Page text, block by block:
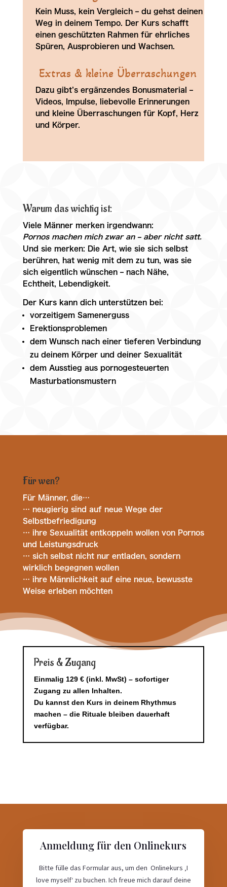
Kein Muss, kein Vergleich – du gehst deinen
Weg in deinem Tempo. Der Kurs schafft
einen geschützten Rahmen für ehrliches
Spüren, Ausprobieren und Wachsen.
Extras & kleine Überraschungen
Dazu gibt’s ergänzendes Bonusmaterial –
Videos, Impulse, liebevolle Erinnerungen
und kleine Überraschungen für Kopf, Herz
und Körper.
Warum das wichtig ist:
Viele Männer merken irgendwann:
Pornos machen mich zwar an – aber nicht satt.
Und sie merken: Die Art, wie sie sich selbst
berühren, hat wenig mit dem zu tun, was sie
sich eigentlich wünschen – nach Nähe,
Echtheit, Lebendigkeit.
Der Kurs kann dich unterstützen bei:
vorzeitigem Samenerguss
Erektionsproblemen
dem Wunsch nach einer tieferen Verbindung
zu deinem Körper und deiner Sexualität
dem Ausstieg aus pornogesteuerten
Masturbationsmustern
Für wen?
Für Männer, die…
… neugierig sind auf neue Wege der
Selbstbefriedigung
… ihre Sexualität entkoppeln wollen von Pornos
und Leistungsdruck
… sich selbst nicht nur entladen, sondern
wirklich begegnen wollen
… ihre Männlichkeit auf eine neue, bewusste
Weise erleben möchten
Preis & Zugang
Einmalig 129 €(inkl. MwSt) – sofortiger
Zugang zu allen Inhalten.
Du kannst den Kurs in deinem Rhythmus
machen – die Rituale bleiben dauerhaft
verfügbar.
Anmeldung für den Onlinekurs
Bitte fülle das Formular aus, um den Onlinekurs ‚I
love myself‘ zu buchen. Ich freue mich darauf deine